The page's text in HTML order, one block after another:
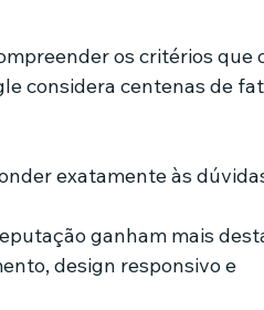
os critérios que
considera centenas de
exatamente às
ganham mais
design responsivo e